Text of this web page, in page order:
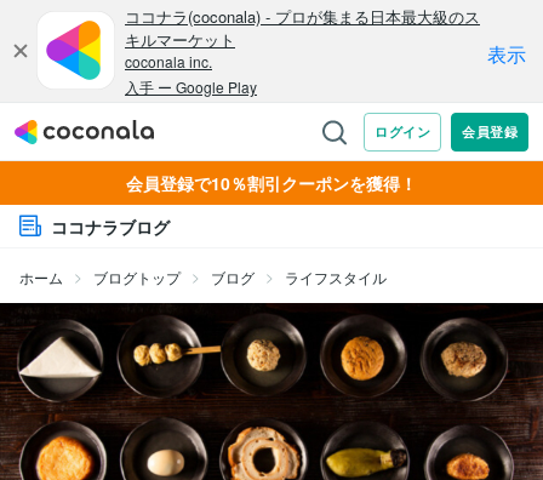
会員登録で10％割引クーポンを獲得！
ココナラブログ
ホーム ブログトップ ブログ ライフスタイル